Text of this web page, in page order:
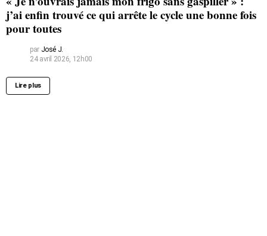
j’ai enfin trouvé ce qui arrête le cycle une bonne fois
pour toutes
par José J.
24 avril 2026, 12h00
Lire plus